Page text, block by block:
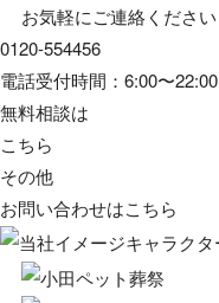
お気軽にご連絡ください
0120-554456
電話受付時間：6:00〜22:00
無料相談は
こちら
その他
お問い合わせはこちら